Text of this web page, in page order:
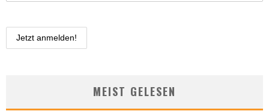
MEIST GELESEN